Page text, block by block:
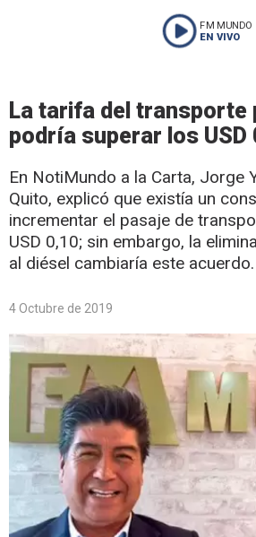
FM MUNDO
EN VIVO
La tarifa del transporte
podría superar los USD
En NotiMundo a la Carta, Jorge
Quito, explicó que existía un
incrementar el pasaje de
USD 0,10; sin embargo, la
al diésel cambiaría este acuerdo.
4 Octubre de 2019